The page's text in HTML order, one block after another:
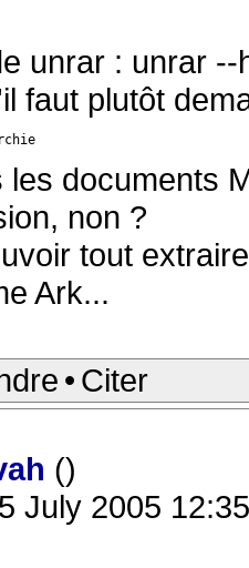
unrar : unrar --
faut plutôt
les documents
non ?
tout
Ark...
• Citer
()
July 2005